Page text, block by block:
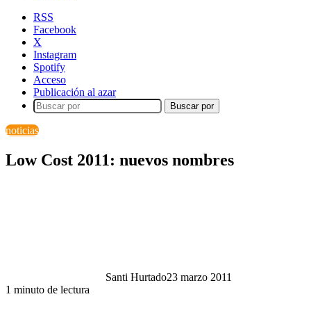
RSS
Facebook
X
Instagram
Spotify
Acceso
Publicación al azar
Buscar por
noticias
Low Cost 2011: nuevos nombres
Santi Hurtado23 marzo 2011
1 minuto de lectura